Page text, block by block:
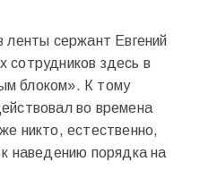
ленты сержант Евгений
сотрудников здесь в
блоком». К тому
во времена
никто, естественно,
наведению порядка на